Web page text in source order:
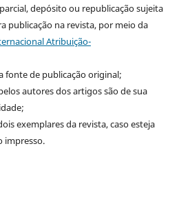
depósito ou republicação sujeita
publicação na revista, por meio da
Atribuição-
fonte de publicação original;
autores dos artigos são de sua
exemplares da revista, caso esteja
impresso.